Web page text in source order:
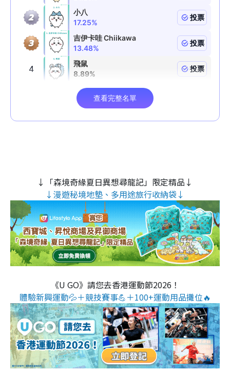
↓「森境奇緣夏日異想尋龍記」限定精品↓
↓漫遊秘境地墊、多用途旅行收納袋↓
《U GO》請您去香港運動節2026！
體驗新興運動💦＋競技賽事💪＋100+運動用品攤位🔥